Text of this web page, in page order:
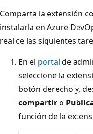
Comparta la extensión
instalarla en Azure
realice las siguientes
En el portal de
seleccione la
botón derecho y,
compartiro
función de la